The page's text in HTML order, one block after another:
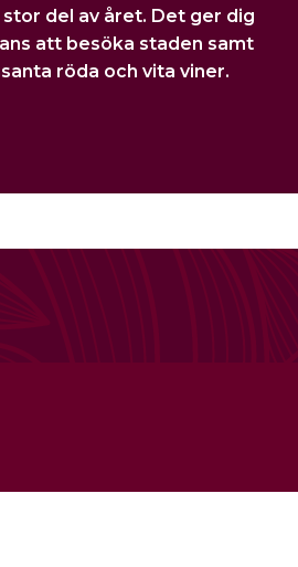
del av året. Det ger dig
att besöka staden samt
röda och vita viner.